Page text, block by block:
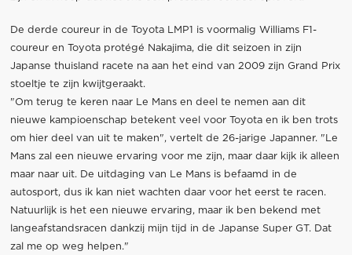
De derde coureur in de Toyota LMP1 is voormalig Williams F1-
coureur en Toyota protégé Nakajima, die dit seizoen in zijn
Japanse thuisland racete na aan het eind van 2009 zijn Grand Prix
stoeltje te zijn kwijtgeraakt.
"Om terug te keren naar Le Mans en deel te nemen aan dit
nieuwe kampioenschap betekent veel voor Toyota en ik ben trots
om hier deel van uit te maken", vertelt de 26-jarige Japanner. "Le
Mans zal een nieuwe ervaring voor me zijn, maar daar kijk ik alleen
maar naar uit. De uitdaging van Le Mans is befaamd in de
autosport, dus ik kan niet wachten daar voor het eerst te racen.
Natuurlijk is het een nieuwe ervaring, maar ik ben bekend met
langeafstandsracen dankzij mijn tijd in de Japanse Super GT. Dat
zal me op weg helpen."